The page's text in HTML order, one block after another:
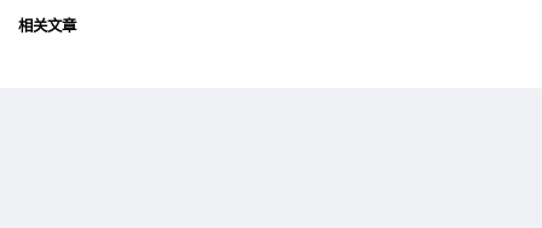
相关文章